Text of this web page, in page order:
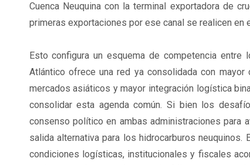
Cuenca Neuquina con la terminal exportadora de
primeras exportaciones por ese canal se realicen en
Esto configura un esquema de competencia
Atlántico ofrece una red ya consolidada con
mercados asiáticos y mayor integración logística
consolidar esta agenda común. Si bien los
consenso político en ambas administraciones para
salida alternativa para los hidrocarburos
condiciones logísticas, institucionales y fiscales